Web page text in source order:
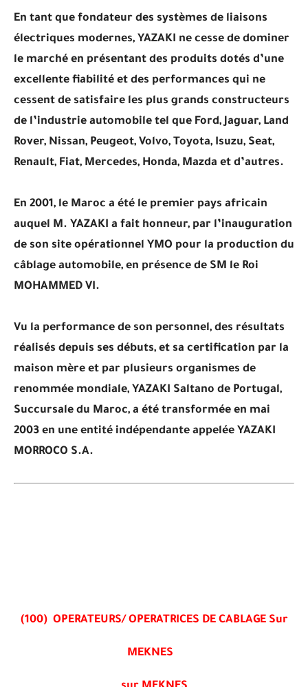
En tant que fondateur des systèmes de liaisons
électriques modernes, YAZAKI ne cesse de dominer
le marché en présentant des produits dotés d’une
excellente fiabilité et des performances qui ne
cessent de satisfaire les plus grands constructeurs
de l’industrie automobile tel que Ford, Jaguar, Land
Rover, Nissan, Peugeot, Volvo, Toyota, Isuzu, Seat,
Renault, Fiat, Mercedes, Honda, Mazda et d’autres.
En 2001, le Maroc a été le premier pays africain
auquel M. YAZAKI a fait honneur, par l’inauguration
de son site opérationnel YMO pour la production du
câblage automobile, en présence de SM le Roi
MOHAMMED VI.
Vu la performance de son personnel, des résultats
réalisés depuis ses débuts, et sa certification par la
maison mère et par plusieurs organismes de
renommée mondiale, YAZAKI Saltano de Portugal,
Succursale du Maroc, a été transformée en mai
2003 en une entité indépendante appelée YAZAKI
MORROCO S.A.
(100) OPERATEURS/ OPERATRICES DE CABLAGE Sur
MEKNES